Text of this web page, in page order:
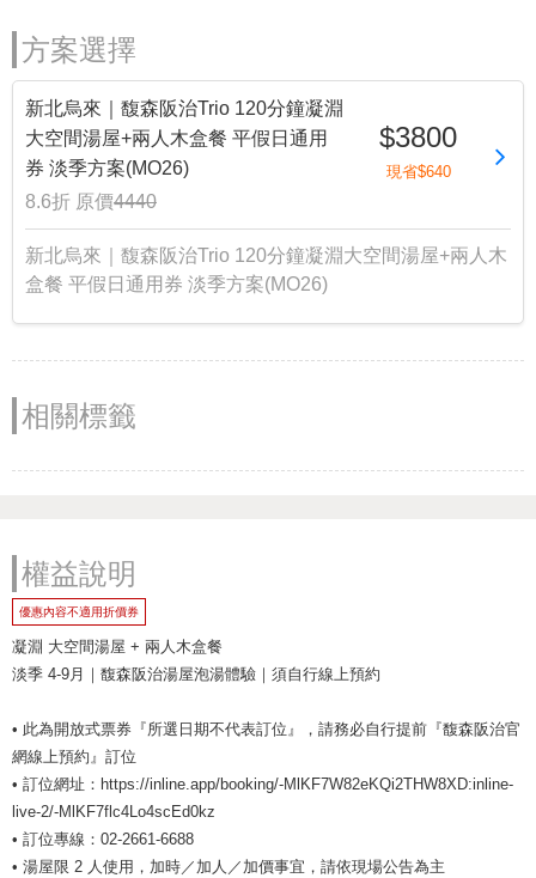
方案選擇
新北烏來｜馥森阪治Trio 120分鐘凝淵
大空間湯屋+兩人木盒餐 平假日通用
券 淡季方案(MO26)
8.6折 原價4440
$3800
現省$640
新北烏來｜馥森阪治Trio 120分鐘凝淵大空間湯屋+兩人木
盒餐 平假日通用券 淡季方案(MO26)
相關標籤
權益說明
優惠內容不適用折價券
凝淵 大空間湯屋 + 兩人木盒餐
淡季 4-9月｜馥森阪治湯屋泡湯體驗｜須自行線上預約
• 此為開放式票券『所選日期不代表訂位』，請務必自行提前『馥森阪治官
網線上預約』訂位
• 訂位網址：https://inline.app/booking/-MlKF7W82eKQi2THW8XD:inline-
live-2/-MlKF7flc4Lo4scEd0kz
• 訂位專線：02-2661-6688
• 湯屋限 2 人使用，加時／加人／加價事宜，請依現場公告為主